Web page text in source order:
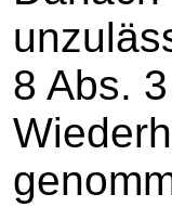
8 Abs.